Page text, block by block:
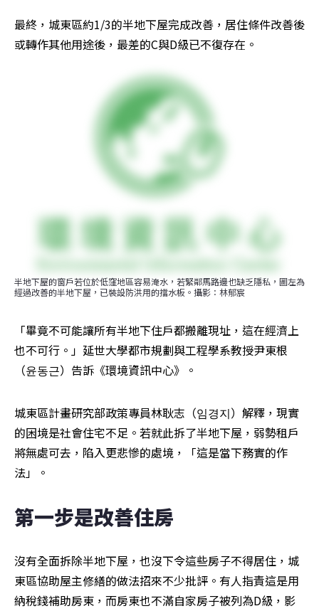
最終，城東區約1/3的半地下屋完成改善，居住條件改善後
或轉作其他用途後，最差的C與D級已不復存在。
半地下屋的窗戶若位於低窪地區容易淹水，若緊鄰馬路邊也缺乏隱私，圖左為
經過改善的半地下屋，已裝設防洪用的擋水板。攝影：林郁宸
「畢竟不可能讓所有半地下住戶都搬離現址，這在經濟上
也不可行。」延世大學都市規劃與工程學系教授尹東根
（윤동근）告訴《環境資訊中心》。
城東區計畫研究部政策專員林耿志（임경지）解釋，現實
的困境是社會住宅不足。若就此拆了半地下屋，弱勢租戶
將無處可去，陷入更悲慘的處境，「這是當下務實的作
法」。
第一步是改善住房
沒有全面拆除半地下屋，也沒下令這些房子不得居住，城
東區協助屋主修繕的做法招來不少批評。有人指責這是用
納稅錢補助房東，而房東也不滿自家房子被列為D級，影